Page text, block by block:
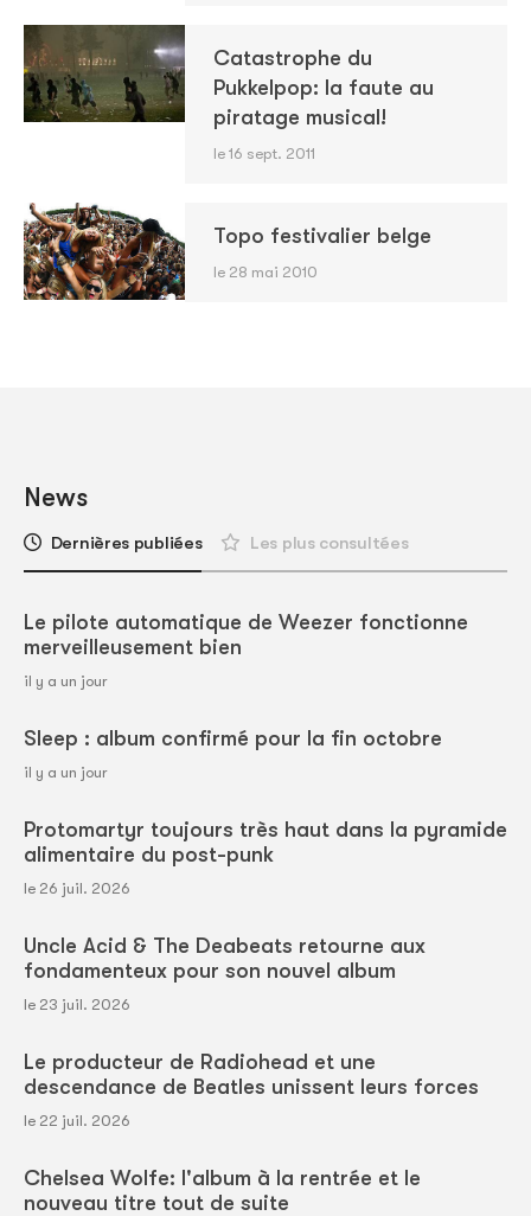
Catastrophe du
Pukkelpop: la faute au
piratage musical!
le 16 sept. 2011
Topo festivalier belge
le 28 mai 2010
News
Dernières publiées Les plus consultées
Le pilote automatique de Weezer fonctionne
merveilleusement bien
il y a un jour
Sleep : album confirmé pour la fin octobre
il y a un jour
Protomartyr toujours très haut dans la pyramide
alimentaire du post-punk
le 26 juil. 2026
Uncle Acid & The Deabeats retourne aux
fondamenteux pour son nouvel album
le 23 juil. 2026
Le producteur de Radiohead et une
descendance de Beatles unissent leurs forces
le 22 juil. 2026
Chelsea Wolfe: l'album à la rentrée et le
nouveau titre tout de suite